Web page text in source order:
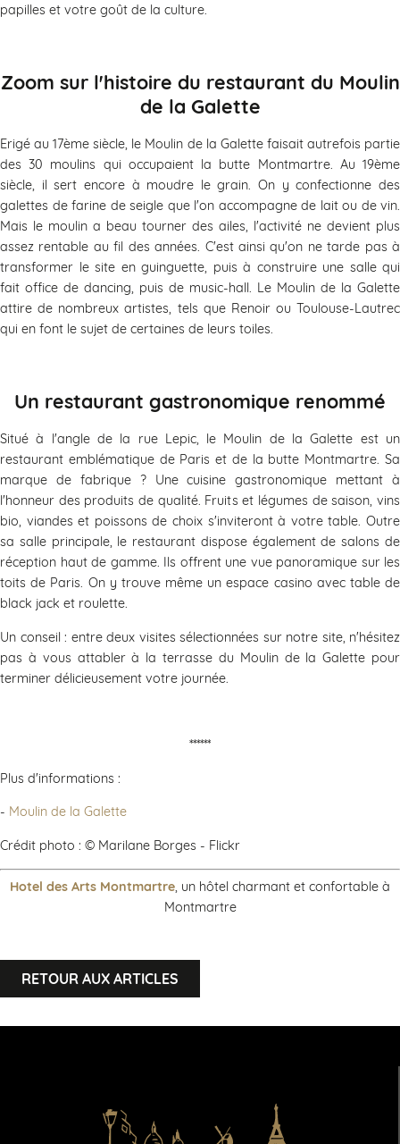
papilles et votre goût de la culture.
Zoom sur l'histoire du restaurant du Moulin
de la Galette
Erigé au 17ème siècle, le Moulin de la Galette faisait autrefois partie
des 30 moulins qui occupaient la butte Montmartre. Au 19ème
siècle, il sert encore à moudre le grain. On y confectionne des
galettes de farine de seigle que l'on accompagne de lait ou de vin.
Mais le moulin a beau tourner des ailes, l'activité ne devient plus
assez rentable au fil des années. C'est ainsi qu'on ne tarde pas à
transformer le site en guinguette, puis à construire une salle qui
fait office de dancing, puis de music-hall. Le Moulin de la Galette
attire de nombreux artistes, tels que Renoir ou Toulouse-Lautrec
qui en font le sujet de certaines de leurs toiles.
Un restaurant gastronomique renommé
Situé à l'angle de la rue Lepic, le Moulin de la Galette est un
restaurant emblématique de Paris et de la butte Montmartre. Sa
marque de fabrique ? Une cuisine gastronomique mettant à
l'honneur des produits de qualité. Fruits et légumes de saison, vins
bio, viandes et poissons de choix s'inviteront à votre table. Outre
sa salle principale, le restaurant dispose également de salons de
réception haut de gamme. Ils offrent une vue panoramique sur les
toits de Paris. On y trouve même un espace casino avec table de
black jack et roulette.
Un conseil : entre deux visites sélectionnées sur notre site, n'hésitez
pas à vous attabler à la terrasse du Moulin de la Galette pour
terminer délicieusement votre journée.
******
Plus d'informations :
- Moulin de la Galette
Crédit photo : © Marilane Borges - Flickr
Hotel des Arts Montmartre, un hôtel charmant et confortable à
Montmartre
RETOUR AUX ARTICLES